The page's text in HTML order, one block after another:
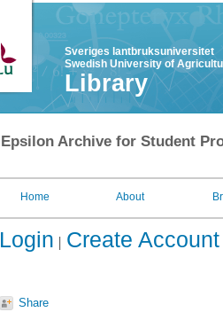
Sveriges lantbruksuniversitet
Swedish University of
Library
Epsilon Archive for Student
Home About
Login Create Account
Share